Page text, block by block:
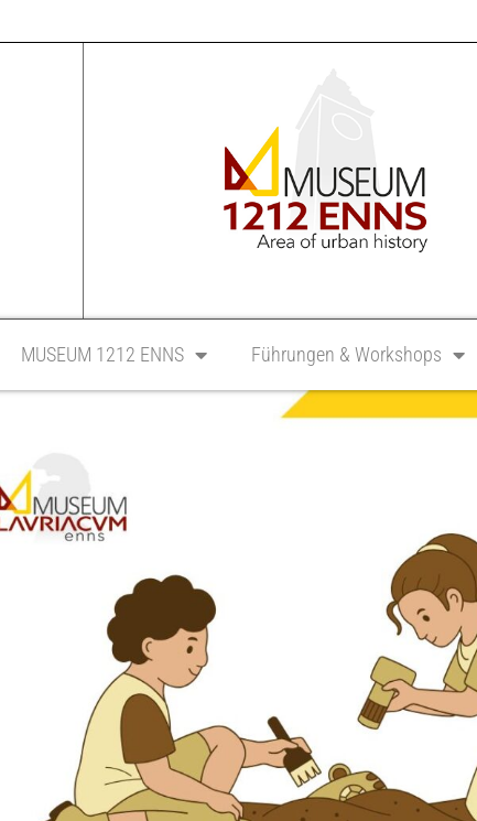
MUSEUM 1212 ENNS Führungen & Workshops